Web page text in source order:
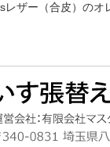
レザー（合皮）のオ